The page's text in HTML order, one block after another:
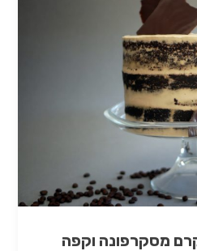
מסקרפונה וקפה